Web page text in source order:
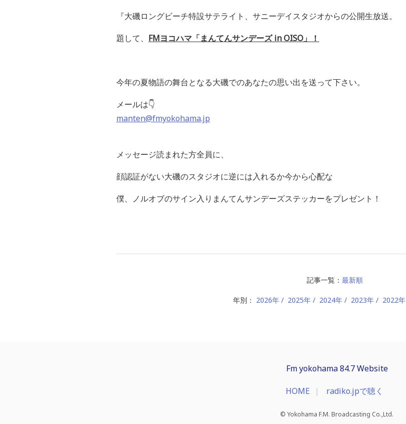
『大磯ロングビーチ特設サテライト、サニーデイスタジオからの公開生放送。
題して、 FMヨコハマ「まんてんサンデーズin OISO 」！
今年の夏物語の舞台となる大磯でのあなたの思い出を送って下さい。
メールは👇
manten@fmyokohama.jp
メッセージ読まれた方全員に、
顔認証がない大磯のスタジオに逆には入れるか今から心配な
僕、ノルオブのサイン入りまんてんサンデーズステッカーをプレゼント！
記事一覧： 最新順
年別： 2026年 2025年 2024年 2023年 2022年
Fm yokohama 84.7 Website
HOME radiko.jpで聴く
© Yokohama F.M. Broadcasting Co.,Ltd.